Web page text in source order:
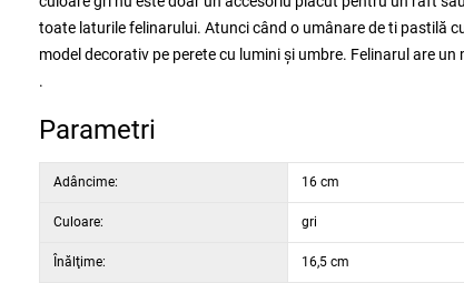
toate laturile felinarului. Atunci când o umânare de ti pastilă
model decorativ pe perete cu lumini și umbre. Felinarul are
.
Parametri
Adâncime: 16 cm
Culoare: gri
Înălţime: 16,5 cm